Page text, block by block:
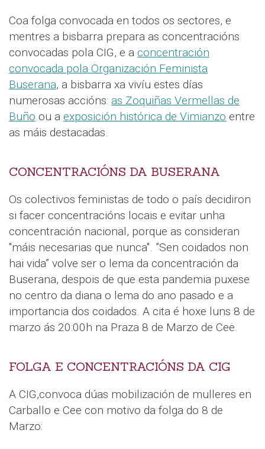
Coa folga convocada en todos os sectores, e
mentres a bisbarra prepara as concentracións
convocadas pola CIG, e a concentración
convocada pola Organización Feminista
Buserana, a bisbarra xa vivíu estes días
numerosas accións: as Zoquiñas Vermellas de
Buño ou a exposición histórica de Vimianzo entre
as máis destacadas.
CONCENTRACIÓNS DA BUSERANA
Os colectivos feministas de todo o país decidiron
si facer concentracións locais e evitar unha
concentración nacional, porque as consideran
"máis necesarias que nunca". ”Sen coidados non
hai vida” volve ser o lema da concentración da
Buserana, despois de que esta pandemia puxese
no centro da diana o lema do ano pasado e a
importancia dos coidados. A cita é hoxe luns 8 de
marzo ás 20:00h na Praza 8 de Marzo de Cee.
FOLGA E CONCENTRACIÓNS DA CIG
A CIG,convoca dúas mobilización de mulleres en
Carballo e Cee con motivo da folga do 8 de
Marzo: